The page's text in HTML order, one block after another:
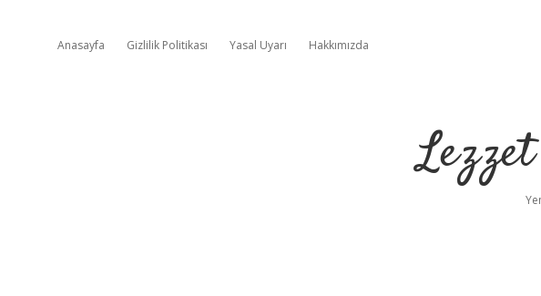
Anasayfa Gizlilik Politikası Yasal Uyarı Hakkımızda